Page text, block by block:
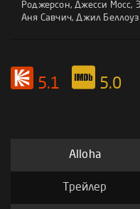
Роджерсон,Джесси Мосс,
Аня Савчич,Джил Беллоуз
5.1 5.0
Alloha
Трейлер